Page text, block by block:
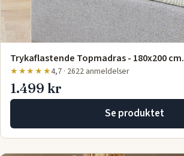
Trykaflastende Topmadras - 180x200 cm.
★★★★★4,7 · 2622 anmeldelser
1.499 kr
Se produktet